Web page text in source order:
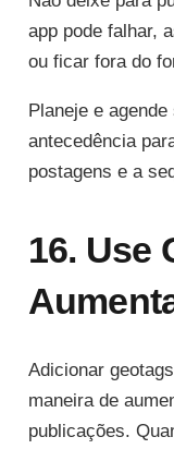
app pode falhar,
ou ficar fora do
Planeje e
antecedência
postagens e a
16. Use
Adicionar
maneira de
publicações.